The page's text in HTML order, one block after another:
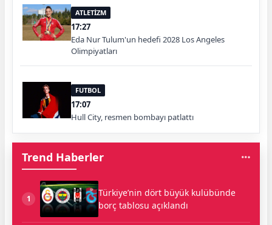
ATLETİZM
17:27
Eda Nur Tulum'un hedefi 2028 Los Angeles
Olimpiyatları
FUTBOL
17:07
Hull City, resmen bombayı patlattı
Trend Haberler
1
Türkiye’nin dört büyük kulübünde
borç tablosu açıklandı